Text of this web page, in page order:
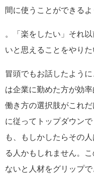
間に使うことができる
。「楽をしたい」それ
いと思えることをやりた
冒頭でもお話したよう
は企業に勤めた方が効
働き方の選択肢がこれ
に従ってトップダウン
も、もしかしたらその
る人かもしれません。
ないと人材をグリップで